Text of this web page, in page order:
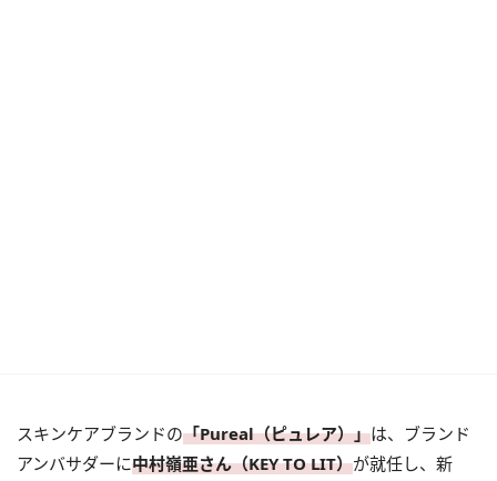
スキンケアブランドの「Pureal（ピュレア）」は、ブランド
アンバサダーに中村嶺亜さん（KEY TO LIT）が就任し、新